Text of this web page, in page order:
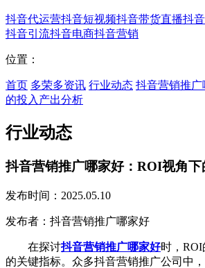
抖音代运营抖音短视频抖音带货直播抖
抖音引流抖音电商抖音营销
位置：
首页 多荣多资讯 行业动态 抖音营销推
的投入产出分析
行业动态
抖音营销推广哪家好：ROI视角
发布时间：2025.05.10
发布者：抖音营销推广哪家好
在探讨抖音营销推广哪家好时，
的关键指标。众多抖音营销推广公司中